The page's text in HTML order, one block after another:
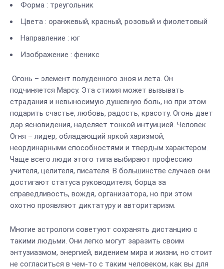
Форма : треугольник
Цвета : оранжевый, красный, розовый и фиолетовый
Направление : юг
Изображение : феникс
Огонь – элемент полуденного зноя и лета. Он
подчиняется Марсу. Эта стихия может вызывать
страдания и невыносимую душевную боль, но при этом
подарить счастье, любовь, радость, красоту. Огонь дает
дар ясновидения, наделяет тонкой интуицией. Человек
Огня – лидер, обладающий яркой харизмой,
неординарными способностями и твердым характером.
Чаще всего люди этого типа выбирают профессию
учителя, целителя, писателя. В большинстве случаев они
достигают статуса руководителя, борца за
справедливость, вождя, организатора, но при этом
охотно проявляют диктатуру и авторитаризм.
Многие астрологи советуют сохранять дистанцию с
такими людьми. Они легко могут заразить своим
энтузиазмом, энергией, видением мира и жизни, но стоит
не согласиться в чем-то с таким человеком, как вы для